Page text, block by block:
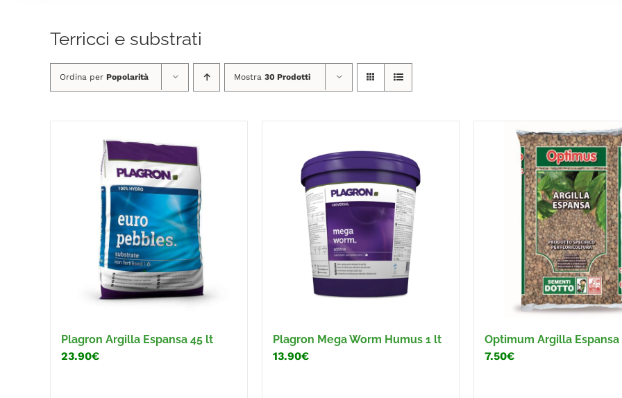
Terricci e substrati
Ordina per Popolarità Mostra 30 Prodotti
Plagron Argilla Espansa 45 lt
23.90€
Plagron Mega Worm Humus 1 lt
13.90€
Optimum Argilla Espansa
7.50€